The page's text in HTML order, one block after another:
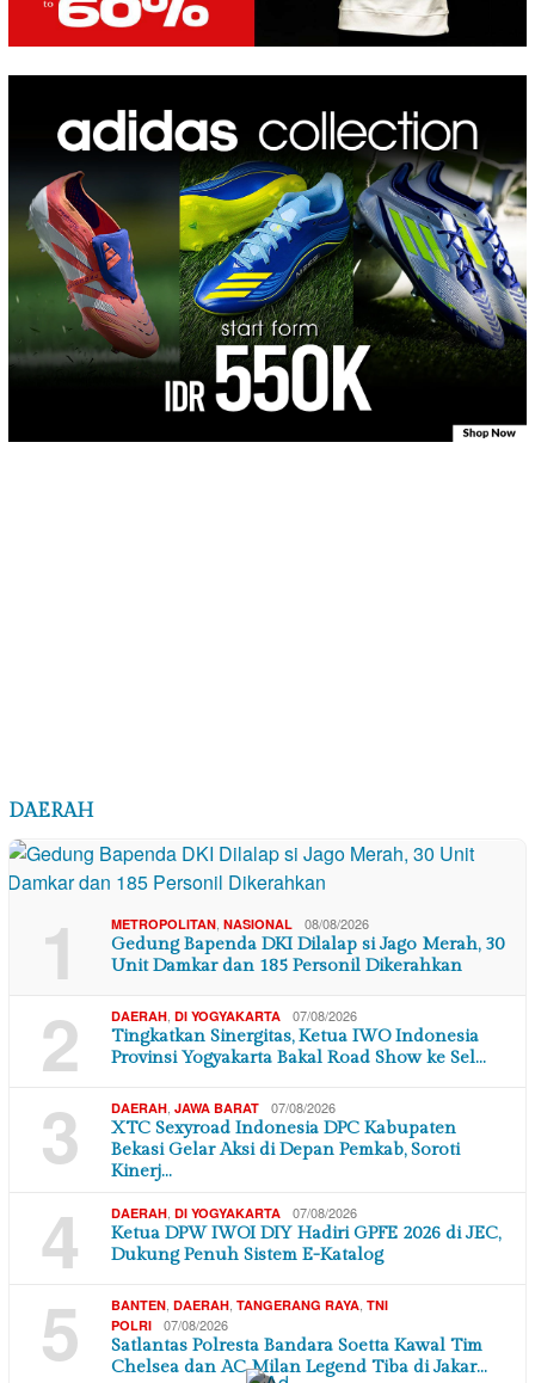
DAERAH
1 METROPOLITAN NASIONAL 08/08/2026
Gedung Bapenda DKI Dilalap si Jago Merah, 30
Unit Damkar dan 185 Personil Dikerahkan
2 DAERAH DI YOGYAKARTA 07/08/2026
Tingkatkan Sinergitas, Ketua IWO Indonesia
Provinsi Yogyakarta Bakal Road Show ke Sel…
3 DAERAH JAWA BARAT 07/08/2026
XTC Sexyroad Indonesia DPC Kabupaten
Bekasi Gelar Aksi di Depan Pemkab, Soroti
Kinerj…
4 DAERAH DI YOGYAKARTA 07/08/2026
Ketua DPW IWOI DIY Hadiri GPFE 2026 di JEC,
Dukung Penuh Sistem E-Katalog
5 BANTEN DAERAH TANGERANG RAYA TNI
POLRI
07/08/2026
Satlantas Polresta Bandara Soetta Kawal Tim
Chelsea dan AC Milan Legend Tiba di Jakar…